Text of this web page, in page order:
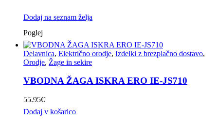
Dodaj na seznam želja
Poglej
Delavnica, Električno orodje, Izdelki z brezplačno dostavo,
Orodje, Žage in sekire
VBODNA ŽAGA ISKRA ERO IE-JS710
55.95€
Dodaj v košarico